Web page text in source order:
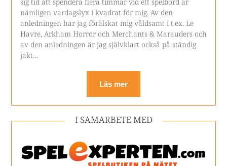
nämligen vardagslyx i kvadrat för mig. Av den
anledningen har jag förälskat mig våldsamt i t.ex. Le
Havre, Arkham Horror och Merchants & Marauders och
av den anledningen är jag självklart också på ständig
jakt…
Läs mer
I SAMARBETE MED